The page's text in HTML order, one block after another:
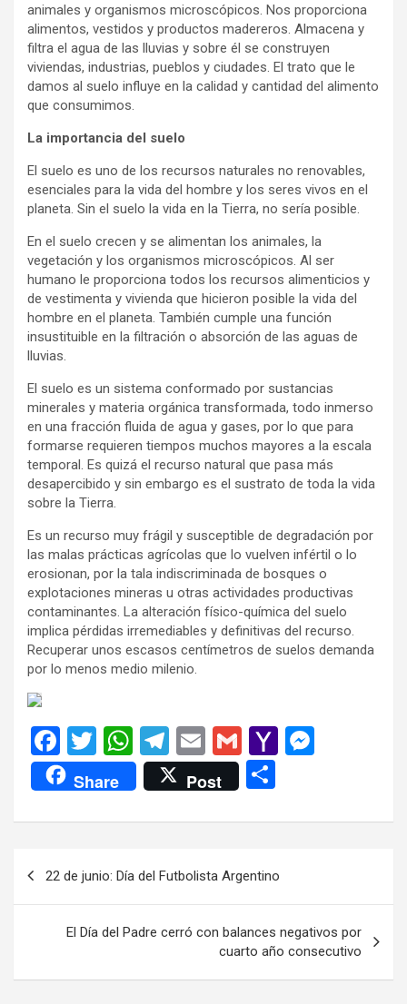
animales y organismos microscópicos. Nos proporciona
alimentos, vestidos y productos madereros. Almacena y
filtra el agua de las lluvias y sobre él se construyen
viviendas, industrias, pueblos y ciudades. El trato que le
damos al suelo influye en la calidad y cantidad del alimento
que consumimos.
La importancia del suelo
El suelo es uno de los recursos naturales no renovables,
esenciales para la vida del hombre y los seres vivos en el
planeta. Sin el suelo la vida en la Tierra, no sería posible.
En el suelo crecen y se alimentan los animales, la
vegetación y los organismos microscópicos. Al ser
humano le proporciona todos los recursos alimenticios y
de vestimenta y vivienda que hicieron posible la vida del
hombre en el planeta. También cumple una función
insustituible en la filtración o absorción de las aguas de
lluvias.
El suelo es un sistema conformado por sustancias
minerales y materia orgánica transformada, todo inmerso
en una fracción fluida de agua y gases, por lo que para
formarse requieren tiempos muchos mayores a la escala
temporal. Es quizá el recurso natural que pasa más
desapercibido y sin embargo es el sustrato de toda la vida
sobre la Tierra.
Es un recurso muy frágil y susceptible de degradación por
las malas prácticas agrícolas que lo vuelven infértil o lo
erosionan, por la tala indiscriminada de bosques o
explotaciones mineras u otras actividades productivas
contaminantes. La alteración físico-química del suelo
implica pérdidas irremediables y definitivas del recurso.
Recuperar unos escasos centímetros de suelos demanda
por lo menos medio milenio.
F
a
ce
b
o
k
T
wi
tt
er
W
h
at
s
p
p
T
el
e
gr
m
E
m
ail
G
m
ail
Y
o
M
ail
n
Share Post
m
ar
entradas
22 de junio: Día del Futbolista Argentino
El Día del Padre cerró con balances negativos por
cuarto año consecutivo